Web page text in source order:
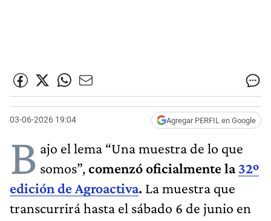
03-06-2026 19:04 Agregar PERFIL en Google
B ajo el lema “Una muestra de lo que
somos”,comenzó oficialmente la32º
edición de Agroactiva. La muestra que
transcurrirá hasta el sábado 6 de junio en